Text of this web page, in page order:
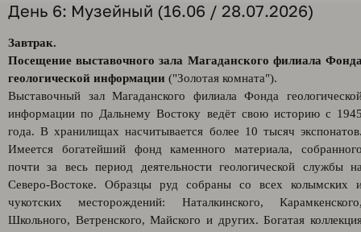
День 6: Музейный (16.06 / 28.07.2026)
Завтрак.
Посещение выставочного зала Магаданского филиала
геологической информации ("Золотая комната").
Выставочный зал Магаданского филиала Фонда
информации по Дальнему Востоку ведёт свою историю с
года. В хранилищах насчитывается более 10 тысяч
Имеется богатейший фонд каменного материала,
почти за весь период деятельности геологической службы
Северо-Востоке. Образцы руд собраны со всех колымских
чукотских месторождений: Наталкинского,
Школьного, Ветренского, Майского и других. Богатая